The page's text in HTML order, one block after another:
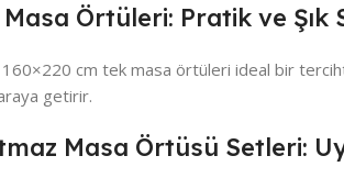
Örtüleri: Pratik ve Şık
cm tek masa örtüleri ideal bir
getirir.
Masa Örtüsü Setleri: